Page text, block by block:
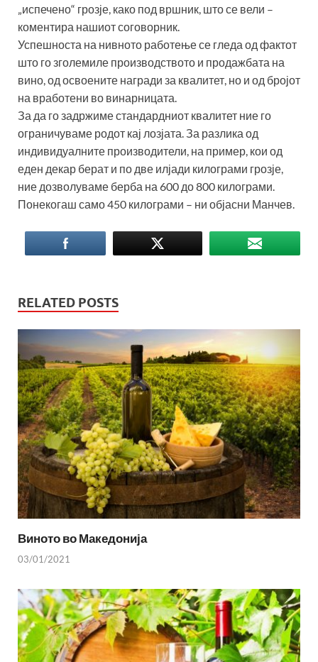
„испечено“ грозје, како под вршник, што се вели –
коментира нашиот соговорник.
Успешноста на нивното работење се гледа од фактот
што го зголемиле производството и продажбата на
вино, од освоените награди за квалитет, но и од бројот
на вработени во винарницата.
За да го задржиме стандардниот квалитет ние го
ограничуваме родот кај лозјата. За разлика од
индивидуалните производители, на пример, кои од
еден декар берат и по две илјади килограми грозје,
ние дозволуваме берба на 600 до 800 килограми.
Понекогаш само 450 килограми – ни објасни Манчев.
RELATED POSTS
Виното во Македонија
03/01/2021